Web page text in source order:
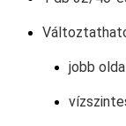
jobb